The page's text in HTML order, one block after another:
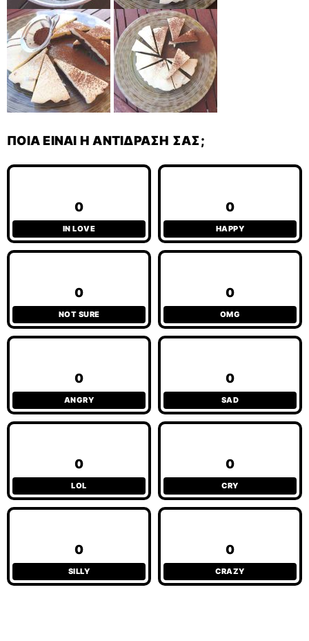
ΠΟΙΑ ΕΊΝΑΙ Η ΑΝΤΊΔΡΑΣΉ ΣΑΣ;
0
IN LOVE
0
HAPPY
0
NOT SURE
0
OMG
0
ANGRY
0
SAD
0
LOL
0
CRY
0
SILLY
0
CRAZY